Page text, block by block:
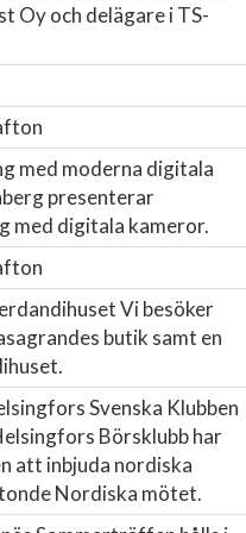
Oy och delägare i TS-
med moderna digitala
presenterar
digitala kameror.
Vi besöker
butik samt en
Svenska Klubben
Börsklubb har
att inbjuda nordiska
Nordiska mötet.